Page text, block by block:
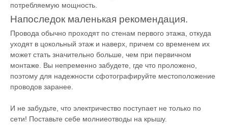
потребляемую мощность.
Напоследок маленькая рекомендация.
Провода обычно проходят по стенам первого этажа, откуда
уходят в цокольный этаж и наверх, причем со временем их
может стать значительно больше, чем при первичном
монтаже. Вы непременно забудете, где что проложено,
поэтому для надежности сфотографируйте местоположение
проводов заранее.
И не забудьте, что электричество поступает не только по
сети! Поставьте себе молниеотводы на крышу.